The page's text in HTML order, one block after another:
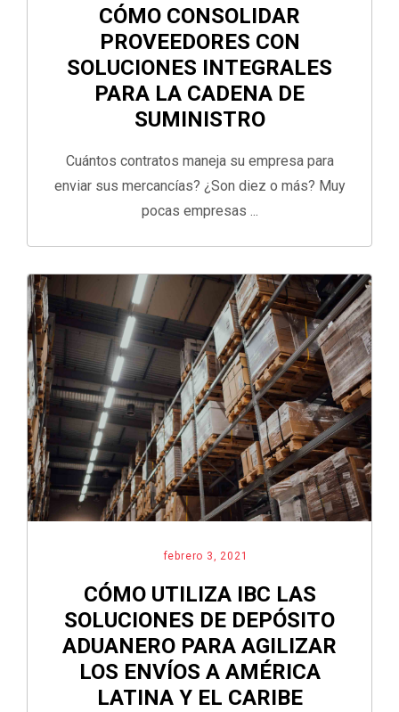
CÓMO CONSOLIDAR
PROVEEDORES CON
SOLUCIONES INTEGRALES
PARA LA CADENA DE
SUMINISTRO
Cuántos contratos maneja su empresa para
enviar sus mercancías? ¿Son diez o más? Muy
pocas empresas ...
febrero 3, 2021
CÓMO UTILIZA IBC LAS
SOLUCIONES DE DEPÓSITO
ADUANERO PARA AGILIZAR
LOS ENVÍOS A AMÉRICA
LATINA Y EL CARIBE